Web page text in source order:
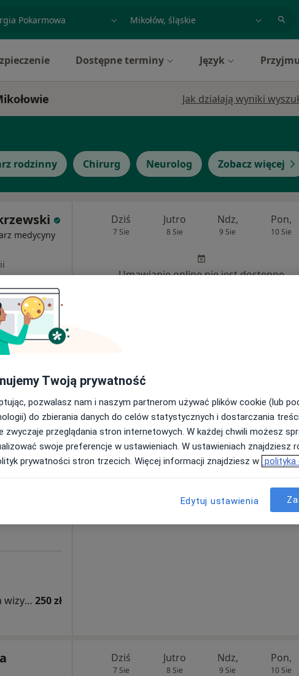
miasto lub dzielnica
Dostępne terminy Język
Jak działają wyniki
rodzinny Chirurg Neurolog Zobacz więcej
medycyny
od 80 zł
Dziś
7 Sie
Jutro
8 Sie
Ndz,
9 Sie
Pon,
10 Sie
Umawianie online nie jest dostępne
· Więcej
Konsultacja alergologiczna (kolejna wizyta) 250 zł
Dziś
7 Sie
Jutro
8 Sie
Ndz,
9 Sie
Pon,
10 Sie
Dziś
7 Sie
Jutro
8 Sie
Ndz,
9 Sie
Pon,
10 Sie
Twoją prywatność
pozwalasz nam i naszym partnerom używać plików cookie (lub
do zbierania danych do celów statystycznych i dostarczania
zwyczaje przeglądania stron internetowych. W każdej chwili możesz
swoje preferencje w ustawieniach. W ustawieniach znajdziesz
prywatności stron trzecich. Więcej informacji znajdziesz w polityka
Edytuj ustawienia